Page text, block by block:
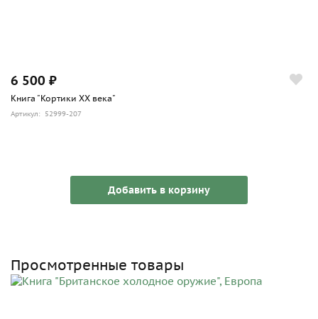
6 500 ₽
Книга "Кортики ХХ века"
Артикул: 52999-207
Добавить в корзину
Просмотренные товары